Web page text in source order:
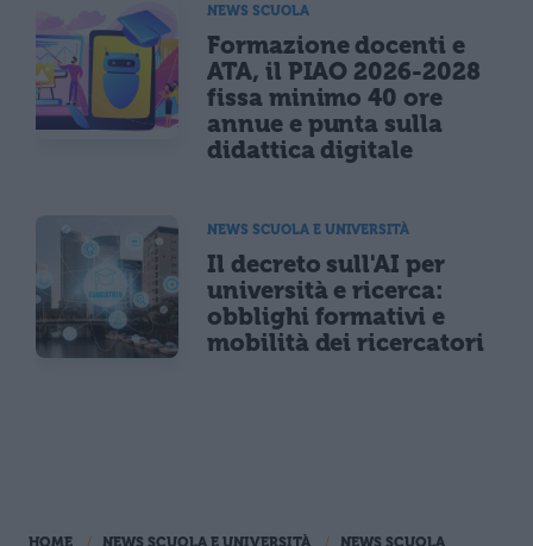
NEWS SCUOLA
Formazione docenti e
ATA, il PIAO 2026-2028
fissa minimo 40 ore
annue e punta sulla
didattica digitale
NEWS SCUOLA E UNIVERSITÀ
Il decreto sull'AI per
università e ricerca:
obblighi formativi e
mobilità dei ricercatori
HOME NEWS SCUOLA E UNIVERSITÀ NEWS SCUOLA